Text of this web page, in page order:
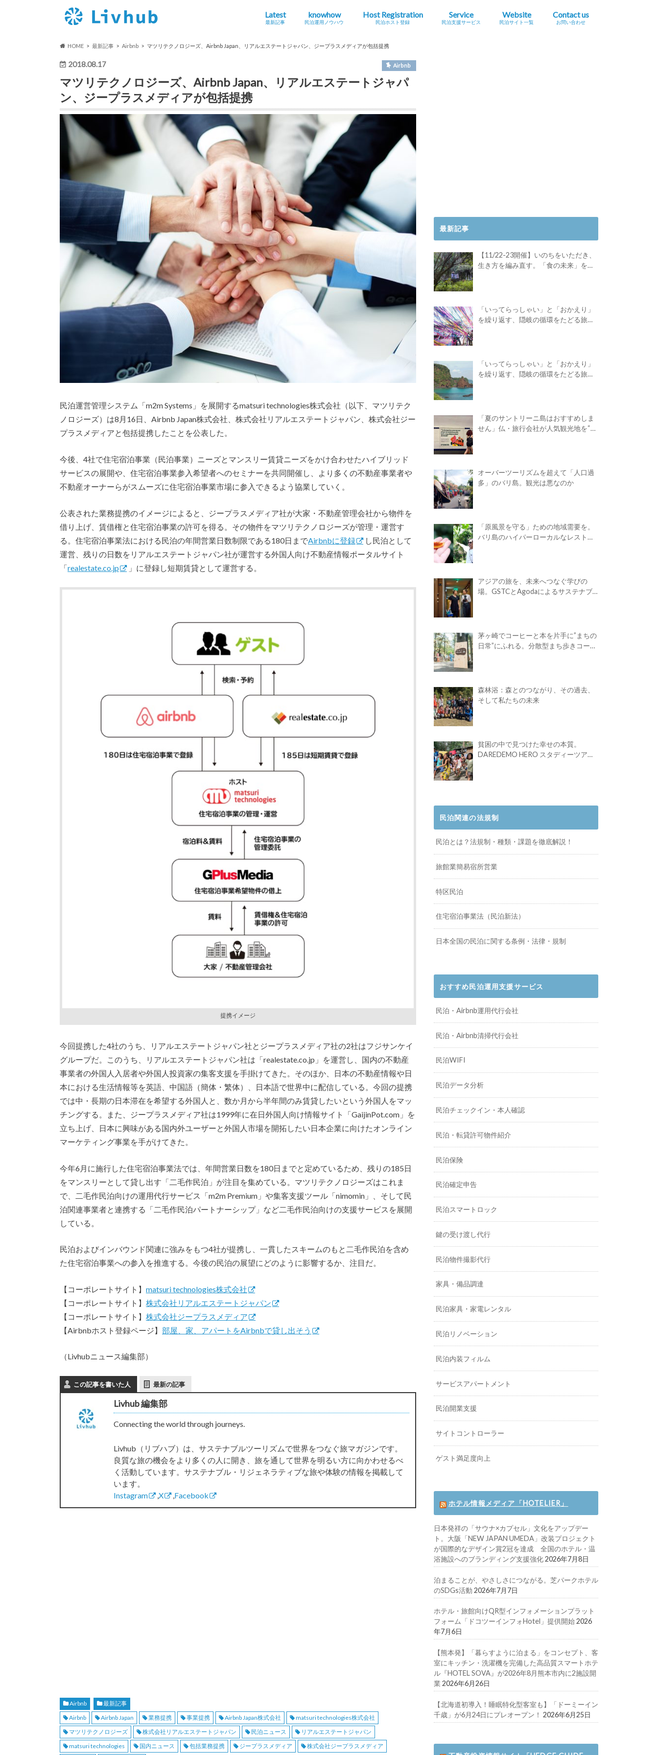
Latest
最新記事
knowhow
民泊運用ノウハウ
Host Registration
民泊ホスト登録
Service
民泊支援サービス
Website
民泊サイト一覧
Contact us
お問い合わせ
HOME 最新記事 Airbnb マツリテクノロジーズ、Airbnb Japan、リアルエステートジャパン、ジープラスメディアが包括提携
2018.08.17 Airbnb
マツリテクノロジーズ、Airbnb Japan、リアルエステートジャパ
ン、ジープラスメディアが包括提携
民泊運営管理システム「m2m Systems」を展開するmatsuri technologies株式会社（以下、マツリテク
ノロジーズ）は8月16日、Airbnb Japan株式会社、株式会社リアルエステートジャパン、株式会社ジー
プラスメディアと包括提携したことを公表した。
今後、4社で住宅宿泊事業（民泊事業）ニーズとマンスリー賃貸ニーズをかけ合わせたハイブリッド
サービスの展開や、住宅宿泊事業参入希望者へのセミナーを共同開催し、より多くの不動産事業者や
不動産オーナーらがスムーズに住宅宿泊事業市場に参入できるよう協業していく。
公表された業務提携のイメージによると、ジープラスメディア社が大家・不動産管理会社から物件を
借り上げ、賃借権と住宅宿泊事業の許可を得る。その物件をマツリテクノロジーズが管理・運営す
る。住宅宿泊事業法における民泊の年間営業日数制限である180日までAirbnbに登録
し民泊として
運営、残りの日数をリアルエステートジャパン社が運営する外国人向け不動産情報ポータルサイト
「realestate.co.jp 」に登録し短期賃貸として運営する。
提携イメージ
今回提携した4社のうち、リアルエステートジャパン社とジープラスメディア社の2社はフジサンケイ
グループだ。このうち、リアルエステートジャパン社は「realestate.co.jp」を運営し、国内の不動産
事業者の外国人入居者や外国人投資家の集客支援を手掛けてきた。そのほか、日本の不動産情報や日
本における生活情報等を英語、中国語（簡体・繁体）、日本語で世界中に配信している。今回の提携
では中・長期の日本滞在を希望する外国人と、数か月から半年間のみ賃貸したいという外国人をマッ
チングする。また、ジープラスメディア社は1999年に在日外国人向け情報サイト「GaijinPot.com」を
立ち上げ、日本に興味がある国内外ユーザーと外国人市場を開拓したい日本企業に向けたオンライン
マーケティング事業を手がけてきた。
今年6月に施行した住宅宿泊事業法では、年間営業日数を180日までと定めているため、残りの185日
をマンスリーとして貸し出す「二毛作民泊」が注目を集めている。マツリテクノロジーズはこれま
で、二毛作民泊向けの運用代行サービス「m2m Premium」や集客支援ツール「nimomin」、そして民
泊関連事業者と連携する「二毛作民泊パートナーシップ」など二毛作民泊向けの支援サービスを展開
している。
民泊およびインバウンド関連に強みをもつ4社が提携し、一貫したスキームのもと二毛作民泊を含め
た住宅宿泊事業への参入を推進する。今後の民泊の展望にどのように影響するか、注目だ。
【コーポレートサイト】 matsuri technologies株式会社
【コーポレートサイト】 株式会社リアルエステートジャパン
【コーポレートサイト】 株式会社ジープラスメディア
【Airbnbホスト登録ページ】 部屋、家、アパートをAirbnbで貸し出そう
（Livhubニュース編集部）
この記事を書いた人 最新の記事
Livhub 編集部
Connecting the world through journeys.
Livhub（リブハブ）は、サステナブルツーリズムで世界をつなぐ旅マガジンです。
良質な旅の機会をより多くの人に開き、旅を通して世界を明るい方に向かわせるべ
く活動しています。サステナブル・リジェネラティブな旅や体験の情報を掲載して
います。
Instagram
X Facebook
Airbnb
最新記事
Airbnb
Airbnb Japan 業務提携 事業提携 Airbnb Japan株式会社
matsuri technologies株式会社
マツリテクノロジーズ
株式会社リアルエステートジャパン 民泊ニュース
リアルエステートジャパン
matsuri technologies
国内ニュース 包括業務提携 ジープラスメディア 株式会社ジープラスメディア
最新記事
【11/22-23開催】いのちをいただき、
生き方を編み直す。「食の未来」を対
「いってらっしゃい」と「おかえり」
を繰り返す、隠岐の循環をたどる旅
「いってらっしゃい」と「おかえり」
を繰り返す、隠岐の循環をたどる旅
「夏のサントリーニ島はおすすめしま
せん」仏・旅行会社が人気観光地を“デ
オーバーツーリズムを超えて「人口過
多」のバリ島。観光は悪なのか
「原風景を守る」ための地域需要を。
バリ島のハイパーローカルなレストラ
アジアの旅を、未来へつなぐ学びの
場。GSTCとAgodaによるサステナブ
茅ヶ崎でコーヒーと本を片手に”まちの
日常”にふれる。分散型まち歩きコーヒ
森林浴：森とのつながり、その過去、
そして私たちの未来
貧困の中で見つけた幸せの本質。
DAREDEMO HERO スタディーツアー
民泊関連の法規制
民泊とは？法規制・種類・課題を徹底解説！
旅館業簡易宿所営業
特区民泊
住宅宿泊事業法（民泊新法）
日本全国の民泊に関する条例・法律・規制
おすすめ民泊運用支援サービス
民泊・Airbnb運用代行会社
民泊・Airbnb清掃代行会社
民泊WIFI
民泊データ分析
民泊チェックイン・本人確認
民泊・転貸許可物件紹介
民泊保険
民泊確定申告
民泊スマートロック
鍵の受け渡し代行
民泊物件撮影代行
家具・備品調達
民泊家具・家電レンタル
民泊リノベーション
民泊内装フィルム
サービスアパートメント
民泊開業支援
サイトコントローラー
ゲスト満足度向上
ホテル情報メディア「HOTELIER」
日本発祥の「サウナ×カプセル」文化をアップデー
ト。大阪「NEW JAPAN UMEDA」改装プロジェクト
が国際的なデザイン賞2冠を達成 全国のホテル・温
浴施設へのブランディング支援強化2026年7月8日
泊まることが、やさしさにつながる。芝パークホテル
のSDGs活動 2026年7月7日
ホテル・旅館向けQR型インフォメーションプラット
フォーム「ドコツーインフォHotel」提供開始2026
年7月6日
【熊本発】「暮らすように泊まる」をコンセプト、客
室にキッチン・洗濯機を完備した高品質スマートホテ
ル『HOTEL SOVA』が2026年8月熊本市内に2施設開
業 2026年6月26日
【北海道初導入！睡眠特化型客室も】「ドーミーイン
千歳」が6月24日にプレオープン！ 2026年6月25日